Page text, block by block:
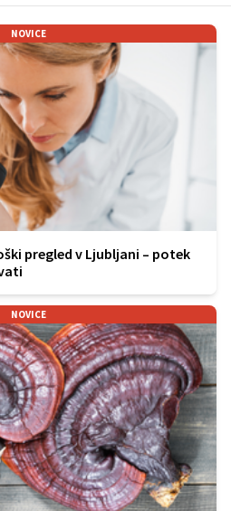
NOVICE
pregled v Ljubljani – potek
NOVICE